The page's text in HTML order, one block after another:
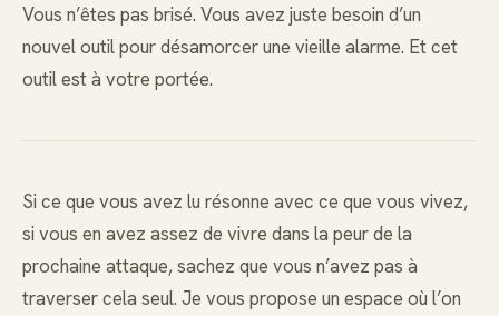
Vous n’êtes pas brisé. Vous avez juste besoin d’un
nouvel outil pour désamorcer une vieille alarme. Et cet
outil est à votre portée.
Si ce que vous avez lu résonne avec ce que vous vivez,
si vous en avez assez de vivre dans la peur de la
prochaine attaque, sachez que vous n’avez pas à
traverser cela seul. Je vous propose un espace où l’on